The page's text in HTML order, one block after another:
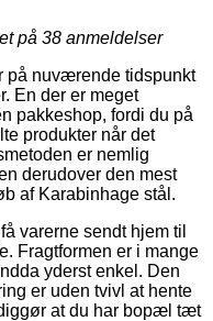
på 38 anmeldelser
på nuværende tidspunkt
En der er meget
pakkeshop, fordi du på
produkter når det
er nemlig
derudover den mest
af Karabinhage stål.
varerne sendt hjem til
Fragtformen er i mange
yderst enkel. Den
er uden tvivl at hente
at du har bopæl tæt